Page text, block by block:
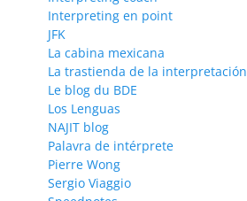
Interpreting en point
JFK
La cabina mexicana
La trastienda de la interpretación
Le blog du BDE
Los Lenguas
NAJIT blog
Palavra de intérprete
Pierre Wong
Sergio Viaggio